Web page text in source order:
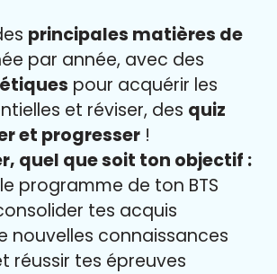
principales matières de
par année, avec des
pour acquérir les
et réviser, des quiz
et progresser !
quel que soit ton objectif :
programme de ton BTS
tes acquis
nouvelles connaissances
réussir tes épreuves